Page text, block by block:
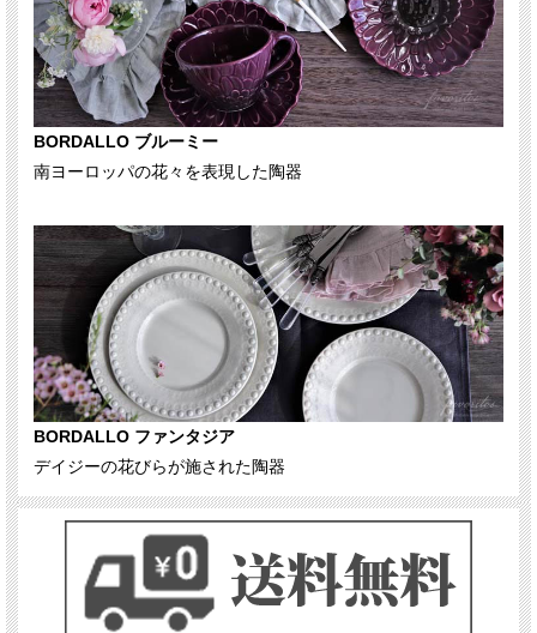
BORDALLO ブルーミー
南ヨーロッパの花々を表現した陶器
BORDALLO ファンタジア
デイジーの花びらが施された陶器